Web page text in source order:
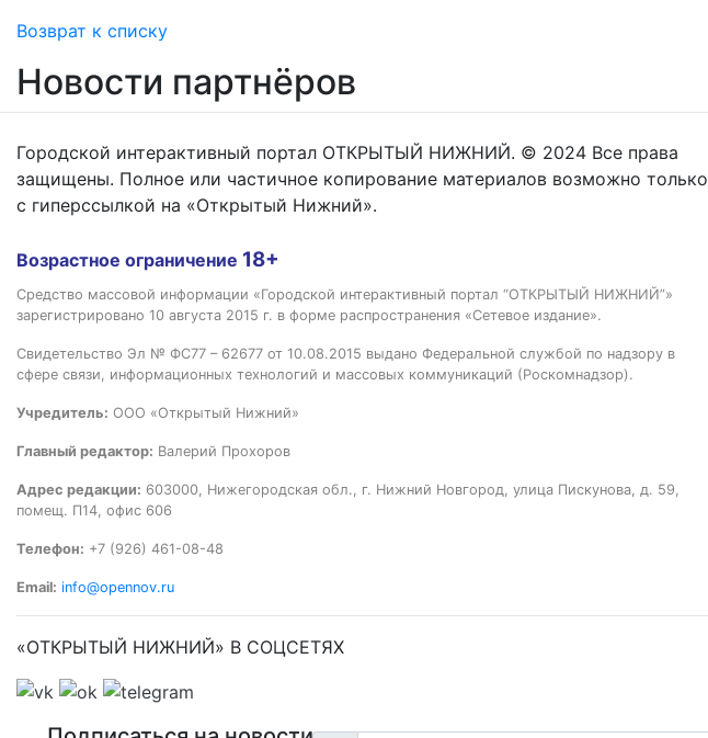
Возврат к списку
Новости партнёров
Городской интерактивный портал ОТКРЫТЫЙ НИЖНИЙ. © 2024 Все права
защищены. Полное или частичное копирование материалов возможно только
с гиперссылкой на «Открытый Нижний».
Возрастное ограничение 18+
Средство массовой информации «Городской интерактивный портал “ОТКРЫТЫЙ НИЖНИЙ”»
зарегистрировано 10 августа 2015 г. в форме распространения «Сетевое издание».
Свидетельство Эл № ФС77 – 62677 от 10.08.2015 выдано Федеральной службой по надзору в
сфере связи, информационных технологий и массовых коммуникаций (Роскомнадзор).
Учредитель: ООО «Открытый Нижний»
Главный редактор: Валерий Прохоров
Адрес редакции: 603000, Нижегородская обл., г. Нижний Новгород, улица Пискунова, д. 59,
помещ. П14, офис 606
Телефон: +7 (926) 461-08-48
Email: info@opennov.ru
«ОТКРЫТЫЙ НИЖНИЙ» В СОЦСЕТЯХ